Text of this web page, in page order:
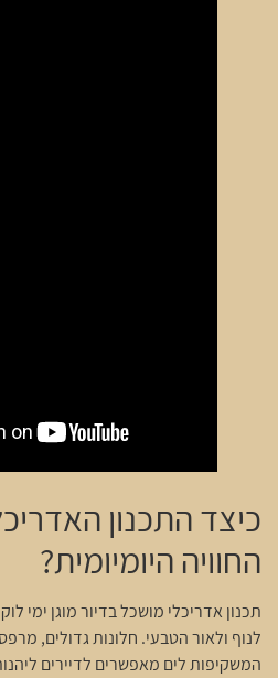
כיצד התכנון
החוויה היומיומית?
תכנון אדריכלי מושכל בדיור מוגן ימי
לנוף ולאור הטבעי. חלונות גדולים,
המשקיפות לים מאפשרים לדיירים